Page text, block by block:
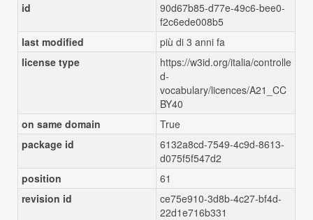
id
90d67b85-d77e-49c6-bee0-
f2c6ede008b5
last modified
più di 3 anni fa
license type
https://w3id.org/italia/controlle
d-
vocabulary/licences/A21_CC
BY40
on same domain
True
package id
6132a8cd-7549-4c9d-8613-
d075f5f547d2
position
61
revision id
ce75e910-3d8b-4c27-bf4d-
22d1e716b331